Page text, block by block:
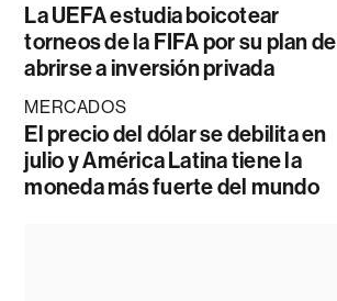
La UEFA estudia boicotear
torneos de la FIFA por su plan de
abrirse a inversión privada
MERCADOS
El precio del dólar se debilita en
julio y América Latina tiene la
moneda más fuerte del mundo